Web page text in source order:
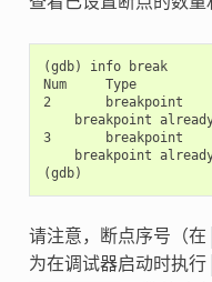
(gdb) info break
Num     Type
2       breakpoint
breakpoint
3       breakpoint
breakpoint
请注意，断点序号（在
为在调试器启动时执行